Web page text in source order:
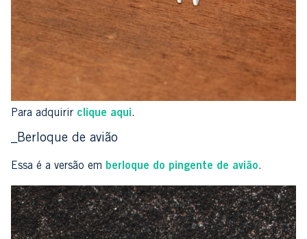
Para adquirir clique aqui.
_Berloque de avião
Essa é a versão em berloque do pingente de avião.